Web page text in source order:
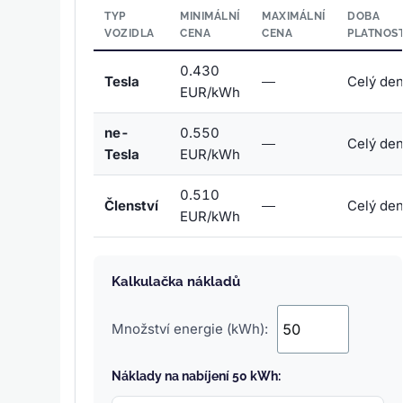
TYP
VOZIDLA
MINIMÁLNÍ
CENA
MAXIMÁLNÍ
CENA
DOBA
PLATNOSTI
Tesla
0.430
EUR/kWh
— Celý den
ne-
Tesla
0.550
EUR/kWh
— Celý den
Členství
0.510
EUR/kWh
— Celý den
Kalkulačka nákladů
Množství energie (kWh):
Náklady na nabíjení 50 kWh: